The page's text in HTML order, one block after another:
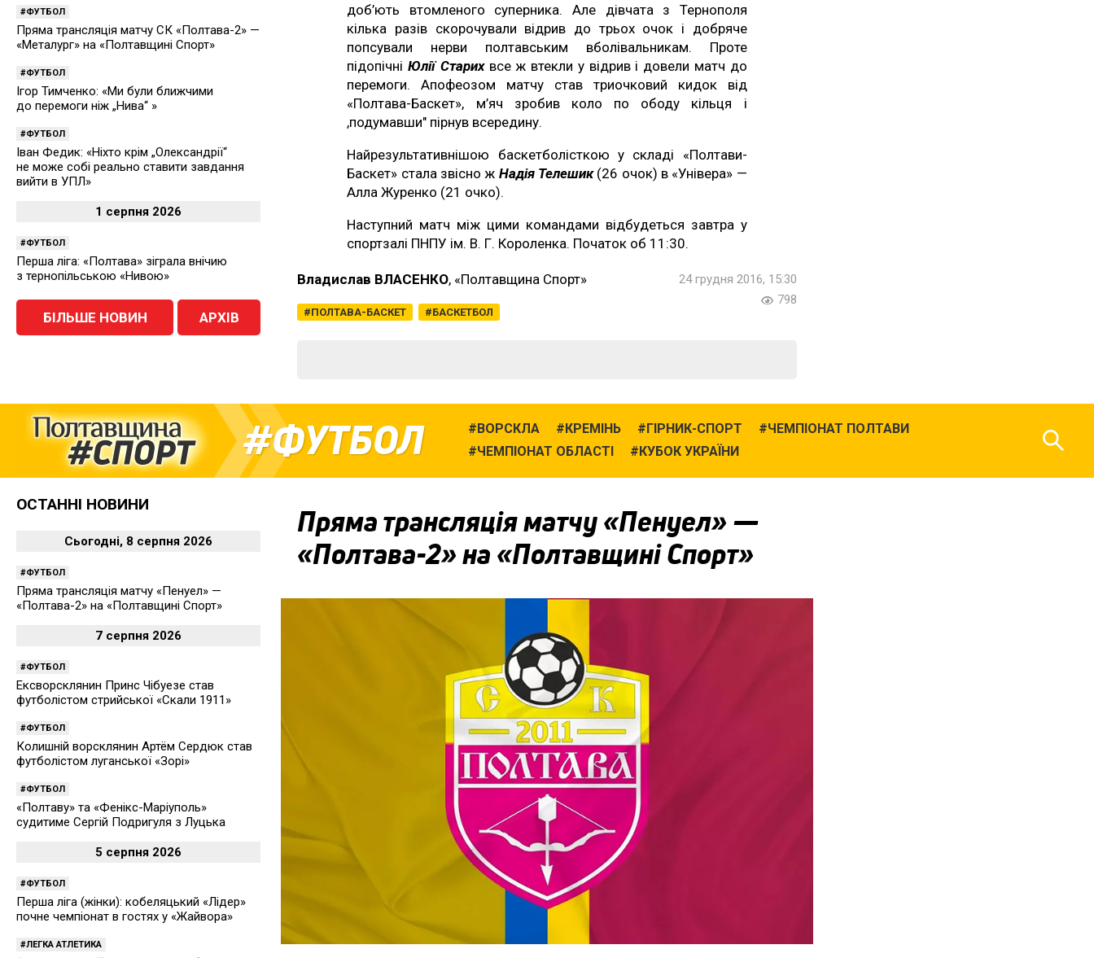
доб’ють втомленого суперника. Але дівчата з Тернополя
кілька разів скорочували відрив до трьох очок і добряче
попсували нерви полтавським вболівальникам. Проте
підопічніЮлії Старихвсе ж втекли у відрив і довели матч до
перемоги. Апофеозом матчу став триочковий кидок від
«Полтава-Баскет», м’яч зробив коло по ободу кільця і
,подумавши" пірнув всередину.
Найрезультативнішою баскетболісткою у складі «Полтави-
Баскет» стала звісно ж Надія Телешик(26 очок) в «Універа» —
Алла Журенко (21 очко).
Наступний матч між цими командами відбудеться завтра у
спортзалі ПНПУ ім. В. Г. Короленка. Початок об 11:30.
Владислав ВЛАСЕНКО, «Полтавщина Спорт»
ПОЛТАВА-БАСКЕТ БАСКЕТБОЛ
24 грудня 2016, 15:30
798
ФУТБОЛ
Пряма трансляція матчу СК «Полтава-2» —
«Металург» на «Полтавщині Спорт»
ФУТБОЛ
Ігор Тимченко: «Ми були ближчими
до перемоги ніж „Нива“ »
ФУТБОЛ
Іван Федик: «Ніхто крім „Олександрії“
не може собі реально ставити завдання
вийти в УПЛ»
1 серпня 2026
ФУТБОЛ
Перша ліга: «Полтава» зіграла внічию
з тернопільською «Нивою»
БІЛЬШЕ НОВИН АРХІВ
ФУТБОЛ ВОРСКЛА КРЕМІНЬ ГІРНИК-СПОРТ
ЧЕМПІОНАТ ПОЛТАВИ
ЧЕМПІОНАТ ОБЛАСТІ
КУБОК УКРАЇНИ
Пряма трансляція матчу «Пенуел» —
«Полтава-2» на «Полтавщині Спорт»
ОСТАННІ НОВИНИ
Сьогодні, 8 серпня 2026
ФУТБОЛ
Пряма трансляція матчу «Пенуел» —
«Полтава-2» на «Полтавщині Спорт»
7 серпня 2026
ФУТБОЛ
Ексворсклянин Принс Чібуезе став
футболістом стрийської «Скали 1911»
ФУТБОЛ
Колишній ворсклянин Артём Сердюк став
футболістом луганської «Зорі»
ФУТБОЛ
«Полтаву» та «Фенікс-Маріуполь»
судитиме Сергій Подригуля з Луцька
5 серпня 2026
ФУТБОЛ
Перша ліга (жінки): кобеляцький «Лідер»
почне чемпіонат в гостях у «Жайвора»
ЛЕГКА АТЛЕТИКА